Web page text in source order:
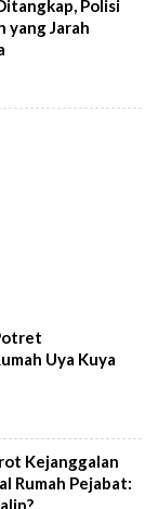
Polisi
yang Jarah
Uya Kuya
Kejanggalan
Rumah Pejabat: